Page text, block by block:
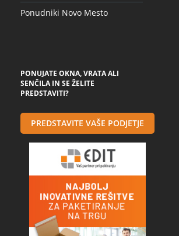
Ponudniki Novo Mesto
PONUJATE OKNA, VRATA ALI
SENČILA IN SE ŽELITE
PREDSTAVITI?
PREDSTAVITE VAŠE PODJETJE